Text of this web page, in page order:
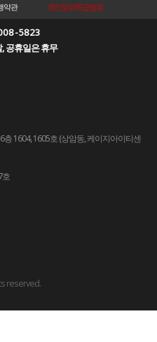
약관 개인정보취급방침
5823
공휴일은 휴무
1604, 1605호 (상암동, 케이지아이티센
호
reserved.